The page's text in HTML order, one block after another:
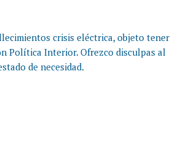
crisis eléctrica, objeto tener
Política Interior. Ofrezco disculpas al
de necesidad.